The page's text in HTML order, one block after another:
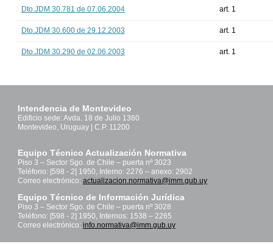
Dto.JDM 30.781 de 07.06.2004 art. 1
Dto.JDM 30.600 de 29.12.2003 art. 1
Dto.JDM 30.290 de 02.06.2003 art. 1
Intendencia de Montevideo
Edificio sede: Avda. 18 de Julio 1360
Montevideo, Uruguay | C.P. 11200
Equipo Técnico Actualización Normativa
Piso 3 – Sector Sgo. de Chile – puerta nº 3023
Teléfono: [598 - 2] 1950, Interno: 2276 – anexo: 2902
Correo electrónico: actualizacion.normativa@imm.gub.uy
Equipo Técnico de Información Jurídica
Piso 3 – Sector Sgo. de Chile – puerta nº 3028
Teléfono: [598 - 2] 1950, Internos: 1538 – 2265
Correo electrónico: info.normativa@imm.gub.uy